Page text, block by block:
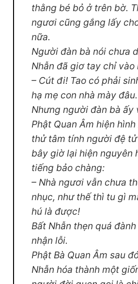
thằng bé bỏ ở trên bờ.
ngươi cũng gắng lấy
nữa.
Người đàn bà nói chưa
Nhẫn đã giơ tay chỉ vào
– Cút đi! Tao có phải
hạ mẹ con nhà mày đâu.
Nhưng người đàn bà ấy
Phật Quan Âm hiện
thử tâm tính người đệ
bây giờ lại hiện nguyên
tiếng bảo chàng:
– Nhà ngươi vẫn chưa
nhục, như thế thì tu gì
hú là được!
Bất Nhẫn thẹn quá
nhận lỗi.
Phật Bà Quan Âm sau
Nhẫn hóa thành một